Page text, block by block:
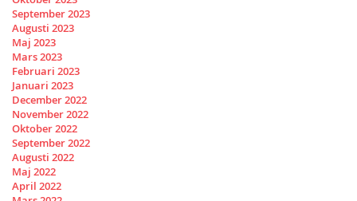
September 2023
Augusti 2023
Maj 2023
Mars 2023
Februari 2023
Januari 2023
December 2022
November 2022
Oktober 2022
September 2022
Augusti 2022
Maj 2022
April 2022